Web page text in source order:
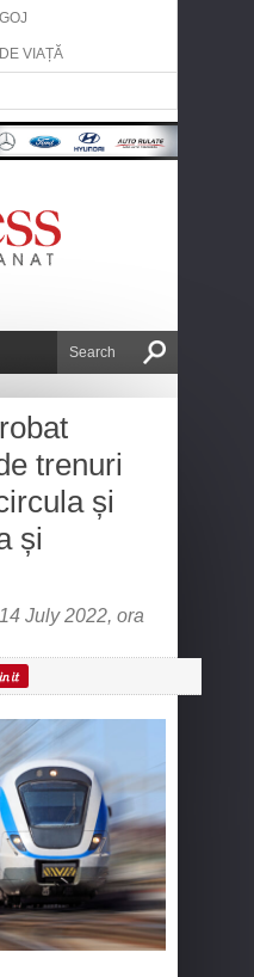
VIAȚĂ
trenuri
și
și
July 2022, ora